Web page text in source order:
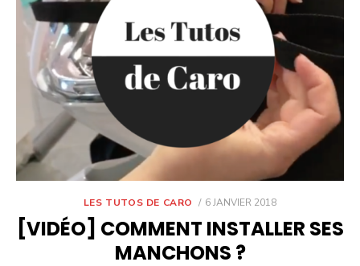
LES TUTOS DE CARO
POSTED
6 JANVIER 2018
[VIDÉO] COMMENT INSTALLER SES
MANCHONS ?